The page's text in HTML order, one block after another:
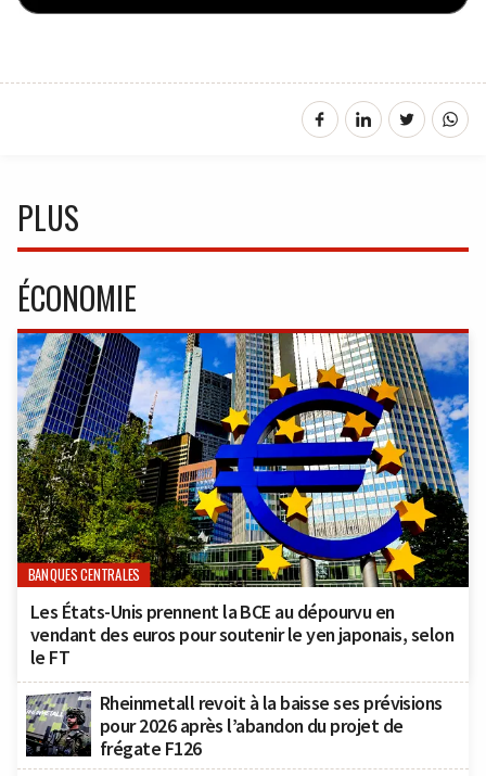
PLUS
ÉCONOMIE
BANQUES CENTRALES
Les États-Unis prennent la BCE au dépourvu en
vendant des euros pour soutenir le yen japonais, selon
le FT
Rheinmetall revoit à la baisse ses prévisions
pour 2026 après l’abandon du projet de
frégate F126